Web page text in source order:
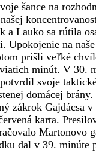
šance na
Lauko sa rútila
Upokojenie na
prišli veľké
minút. V 30.
svoje
domácej
zákrok Gajdácsa
karta.
Martonovo
dal v 39. minúte